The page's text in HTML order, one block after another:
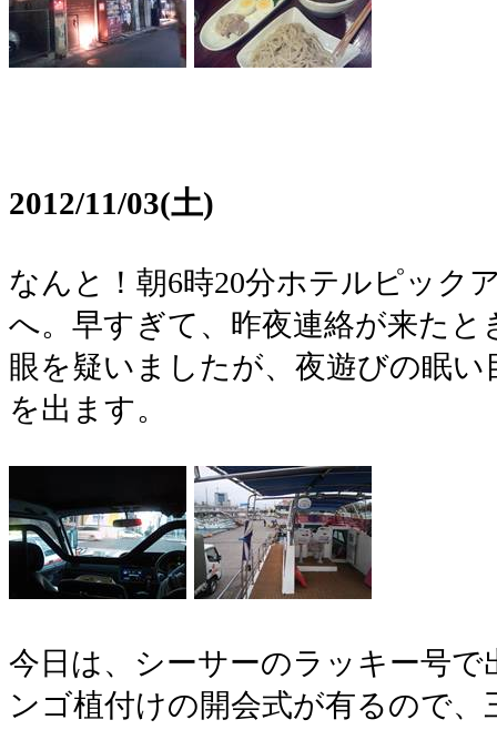
2012/11/03(土)
なんと！朝6時20分ホテルピック
へ。早すぎて、昨夜連絡が来たと
眼を疑いましたが、夜遊びの眠
を出ます。
今日は、シーサーのラッキー号で
ンゴ植付けの開会式が有るので、